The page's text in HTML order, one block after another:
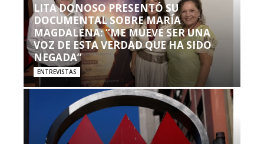
LITA DONOSO PRESENTÓ SU
DOCUMENTAL SOBRE MARÍA
MAGDALENA: “ME MUEVE SER UNA
VOZ DE ESTA VERDAD QUE HA SIDO
NEGADA”
ENTREVISTAS